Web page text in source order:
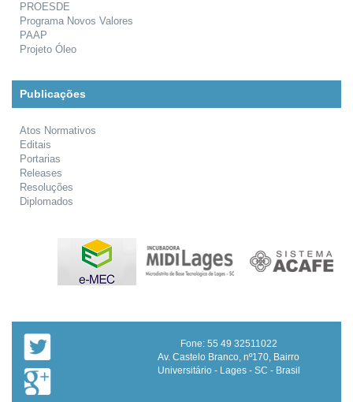
PROESDE
Programa Novos Valores
PAAP
Projeto Óleo
Publicações
Atos Normativos
Editais
Portarias
Releases
Resoluções
Diplomados
Fone: 55 49 32511022
Av. Castelo Branco, nº170, Bairro
Universitário - Lages - SC - Brasil